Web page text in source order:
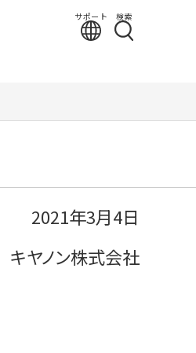
サポート 検索
2021年3月4日
キヤノン株式会社